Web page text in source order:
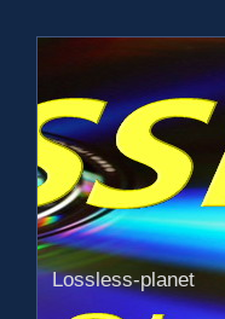
Lossless-planet